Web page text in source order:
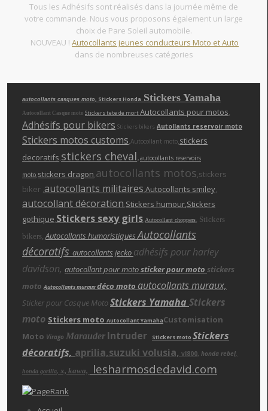
Tous les Adhésifs sont réalisés dans la journée même de
votre commande. Nous vous proposons également un large
choix de Pare Soleil automobile.
NOUVEAU ! Autocollants jeunes conducteurs Moto et Auto
dans de nombreuses catégories
autocollants casques moto, Stickers Honda Stickers Yamaha
Autocollant Casque moto Stickers tete de mortAutocollants pour motos,
Adhésifs pour bikers Stickers bikers Autollants reservoir moto
Stickers motos customs,Autocollant moto,stickers
decoratifs,stickers cheval,autocollants reservoirs
moto,stickers dragon,autocollants motos,stickers
biker ,autocollants militaires,Autocollants smiley,
autocollant décoration,Stickers humour,Stickers
gothique,Stickers sexy girls,Autocollant choppers, Stickers
bikers,Autocollants humoristiquesAutocollants
décoratifs autocollants jecko adhésifs pour harley
davidson, autocollant pour motosticker pour moto stickers
motoAutocollants murauxdéco moto autocollants muraux,
Sticker pour Casque MotoStickers Yamaha Stickers
moto Stickers moto Autocollant YamahaCustomisation
Moto Virago Marauder Intruder Stickers moto Stickers
décoratifs, aprilia,suzuki volusia, vl800, honda rebel,
honda gorilla, x, kawa, lesharmosdedavid.com